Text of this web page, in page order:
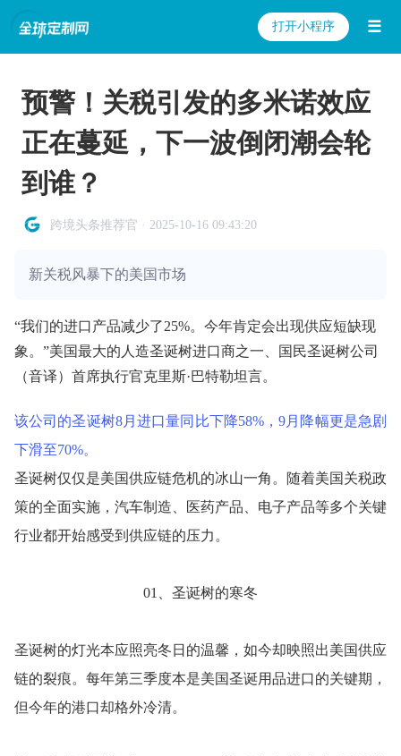
打开小程序 ☰
预警！关税引发的多米诺效应
正在蔓延，下一波倒闭潮会轮
到谁？
跨境头条推荐官 · 2025-10-16 09:43:20
新关税风暴下的美国市场
“我们的进口产品减少了25%。今年肯定会出现供应短缺现
象。”美国最大的人造圣诞树进口商之一、国民圣诞树公司
（音译）首席执行官克里斯·巴特勒坦言。
该公司的圣诞树8月进口量同比下降58%，9月降幅更是急剧
下滑至70%。
圣诞树仅仅是美国供应链危机的冰山一角。随着美国关税政
策的全面实施，汽车制造、医药产品、电子产品等多个关键
行业都开始感受到供应链的压力。
01、圣诞树的寒冬
圣诞树的灯光本应照亮冬日的温馨，如今却映照出美国供应
链的裂痕。每年第三季度本是美国圣诞用品进口的关键期，
但今年的港口却格外冷清。